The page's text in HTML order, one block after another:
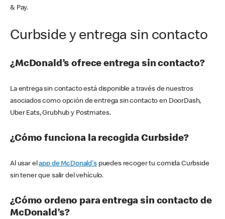
& Pay.
Curbside y entrega sin contacto
¿McDonald’s ofrece entrega sin contacto?
La entrega sin contacto está disponible a través de nuestros
asociados como opción de entrega sin contacto en DoorDash,
Uber Eats, Grubhub y Postmates.
¿Cómo funciona la recogida Curbside?
Al usar elapp de McDonald'spuedes recoger tu comida Curbside
sin tener que salir del vehículo.
¿Cómo ordeno para entrega sin contacto de
McDonald’s?